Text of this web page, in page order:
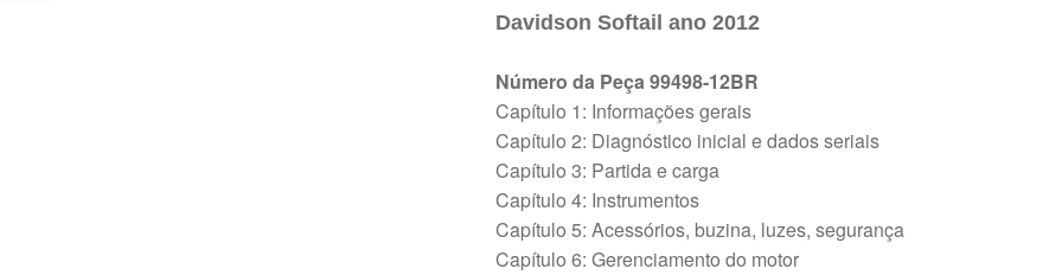
Davidson Softail ano 2012
Número da Peça 99498-12BR
Capítulo 1: Informações gerais
Capítulo 2: Diagnóstico inicial e dados seriais
Capítulo 3: Partida e carga
Capítulo 4: Instrumentos
Capítulo 5: Acessórios, buzina, luzes, segurança
Capítulo 6: Gerenciamento do motor